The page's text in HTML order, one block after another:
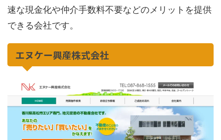
速な現金化や仲介手数料不要などのメリットを提供
できる会社です。
エヌケー興産株式会社